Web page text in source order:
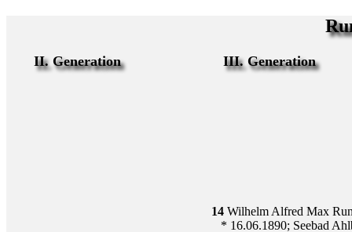
II. Generation III. Generation
14 Wilhelm Alfred Max
* 16.06.1890; Seebad